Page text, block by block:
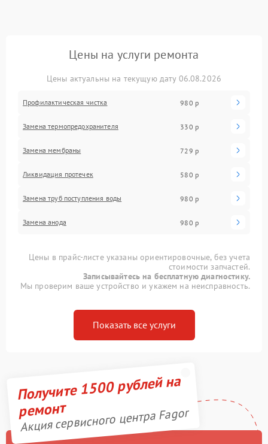
Цены на услуги ремонта
Цены актуальны на текущую дату 06.08.2026
Профилактическая чистка 980 р
Замена термопредохранителя 330 р
Замена мембраны 729 р
Ликвидация протечек 580 р
Замена труб поступления воды 980 р
Замена анода 980 р
Цены в прайс-листе указаны ориентировочные, без учета
стоимости запчастей.
Записывайтесь на бесплатную диагностику.
Мы проверим ваше устройство и укажем на неисправность.
Показать все услуги
Получите 1500 рублей на
ремонт
Акция сервисного центра Fagor